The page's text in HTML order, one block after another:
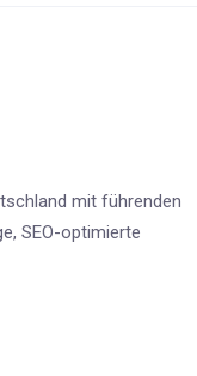
mit führenden
SEO-optimierte